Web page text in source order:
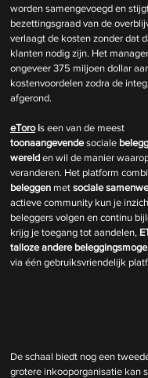
worden samengevoegd en
bezettingsgraad van de
verlaagt de kosten zonder dat
klanten nodig zijn. Het
ongeveer 375 miljoen dollar
kostenvoordelen zodra de
afgerond.
eToro is een van de meest
toonaangevende sociale
wereld en wil de manier
veranderen. Het platform
beleggen met sociale
actieve community kun je
beleggers volgen en continu
krijg je toegang tot aandelen,
talloze andere
via één gebruiksvriendelijk
De schaal biedt nog een
grotere inkooporganisatie kan